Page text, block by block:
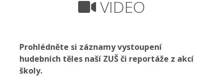
VIDEO
Prohlédněte si záznamy vystoupení
hudebních těles naší ZUŠ či reportáže z akcí
školy.